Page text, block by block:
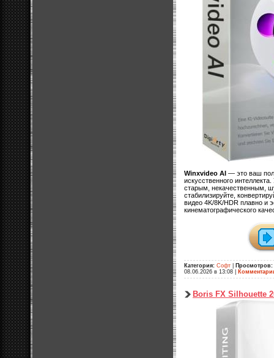
Winxvideo AI — это ваш
искусственного
старым, некачественным,
стабилизируйте,
видео 4K/8K/HDR плавно и
кинематографического
Категория: Софт Просмотров:
08.06.2026 в 13:08
Boris FX Silhouette